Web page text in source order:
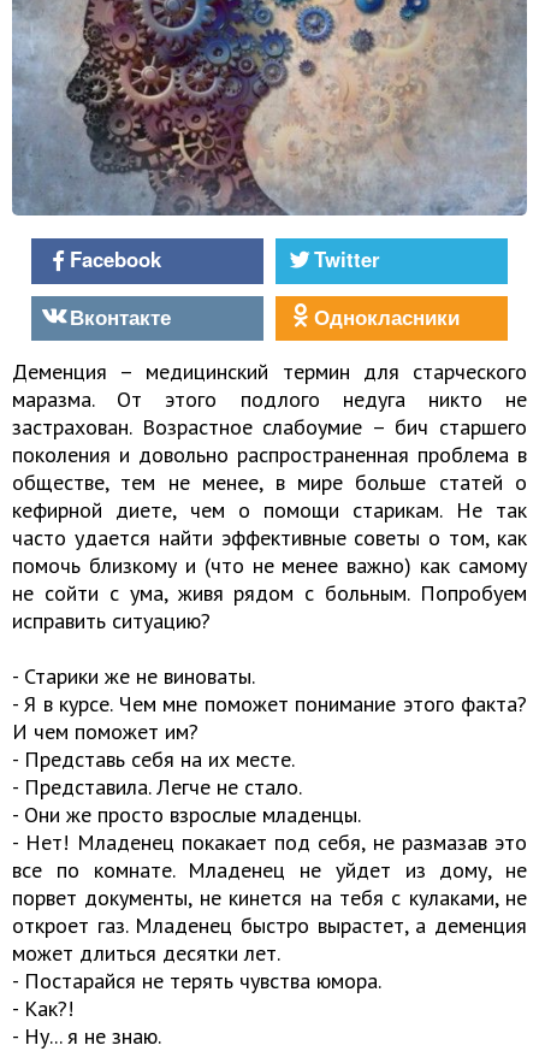
Facebook
Twitter
Вконтакте
Однокласники
Деменция – медицинский термин для старческого
маразма. От этого подлого недуга никто не
застрахован. Возрастное слабоумие – бич старшего
поколения и довольно распространенная проблема в
обществе, тем не менее, в мире больше статей о
кефирной диете, чем о помощи старикам. Не так
часто удается найти эффективные советы о том, как
помочь близкому и (что не менее важно) как самому
не сойти с ума, живя рядом с больным. Попробуем
исправить ситуацию?
- Старики же не виноваты.
- Я в курсе. Чем мне поможет понимание этого факта?
И чем поможет им?
- Представь себя на их месте.
- Представила. Легче не стало.
- Они же просто взрослые младенцы.
- Нет! Младенец покакает под себя, не размазав это
все по комнате. Младенец не уйдет из дому, не
порвет документы, не кинется на тебя с кулаками, не
откроет газ. Младенец быстро вырастет, а деменция
может длиться десятки лет.
- Постарайся не терять чувства юмора.
- Как?!
- Ну... я не знаю.